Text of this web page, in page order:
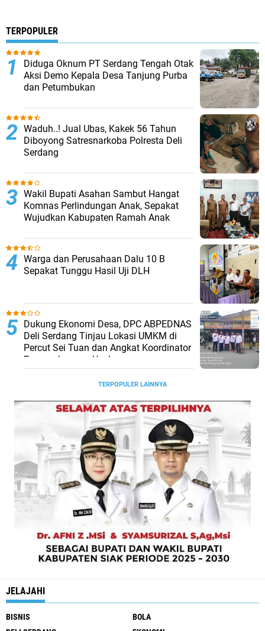
TERPOPULER
Diduga Oknum PT Serdang Tengah Otak
Aksi Demo Kepala Desa Tanjung Purba
dan Petumbukan
Waduh..! Jual Ubas, Kakek 56 Tahun
Diboyong Satresnarkoba Polresta Deli
Serdang
Wakil Bupati Asahan Sambut Hangat
Komnas Perlindungan Anak, Sepakat
Wujudkan Kabupaten Ramah Anak
Warga dan Perusahaan Dalu 10 B
Sepakat Tunggu Hasil Uji DLH
Dukung Ekonomi Desa, DPC ABPEDNAS
Deli Serdang Tinjau Lokasi UMKM di
Percut Sei Tuan dan Angkat Koordinator
Pengembangan Usaha
TERPOPULER LAINNYA
JELAJAHI
BISNIS
BOLA